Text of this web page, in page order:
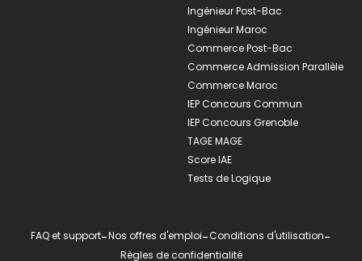
Ingénieur Post-Bac
Ingénieur Maroc
Commerce Post-Bac
Commerce Admission Parallèle
Commerce Maroc
IEP Concours Commun
IEP Concours Grenoble
TAGE MAGE
Score IAE
Tests de Logique
FAQ et support-Nos offres d'emploi-Conditions d'utilisation-
Règles de confidentialité